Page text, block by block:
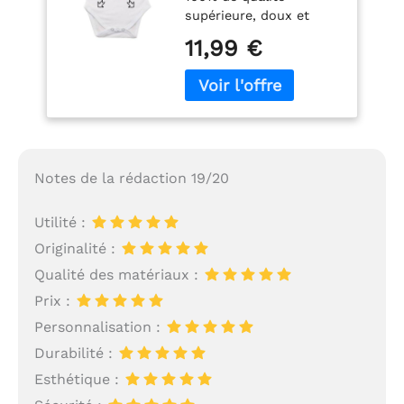
baby shower, le jeu de
pronostic, gender
reveal, la fête prénatale,
un souvenir pour votre
futur(e) garçon ou fille.
supérieure, doux et
machine à 30°C Coupe
classique avec col rond
et fermeture par
11,99 €
Notes de la rédaction 19/20
Utilité :
Originalité :
Qualité des matériaux :
Prix :
Personnalisation :
Durabilité :
Esthétique :